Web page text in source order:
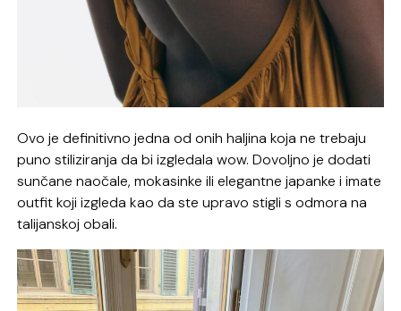
Ovo je definitivno jedna od onih haljina koja ne trebaju
puno stiliziranja da bi izgledala wow. Dovoljno je dodati
sunčane naočale, mokasinke ili elegantne japanke i imate
outfit koji izgleda kao da ste upravo stigli s odmora na
talijanskoj obali.